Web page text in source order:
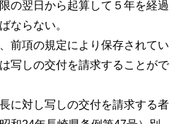
の翌日から起算して５年を経過
ならない。
前項の規定により保存されてい
写しの交付を請求することがで
に対し写しの交付を請求する者